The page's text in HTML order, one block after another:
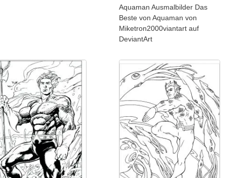
Aquaman Ausmalbilder Das
Beste von Aquaman von
Miketron2000viantart auf
DeviantArt